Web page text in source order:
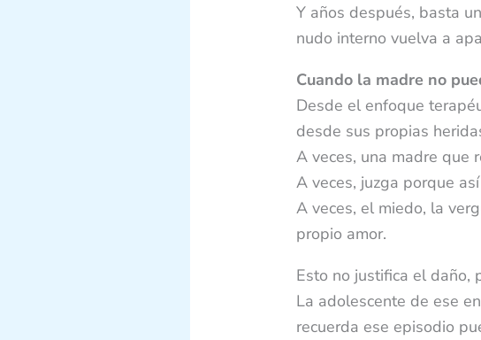
Y años después, basta
nudo interno vuelva a
Cuando la madre no
Desde el enfoque
desde sus propias
A veces, una madre que
A veces, juzga porque
A veces, el miedo, la
propio amor.
Esto no justifica el daño,
La adolescente de ese
recuerda ese episodio